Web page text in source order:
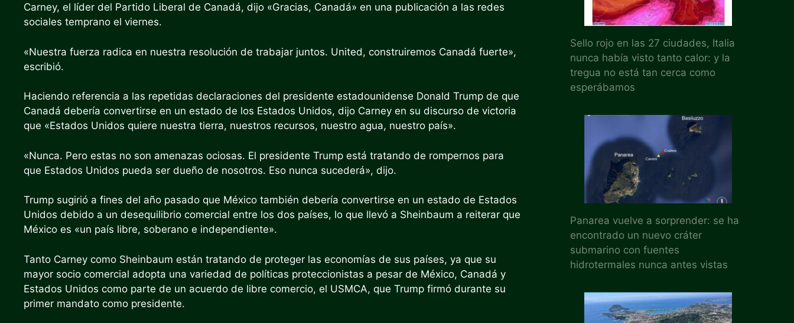
Carney, el líder del Partido Liberal de Canadá, dijo «Gracias, Canadá» en una publicación a las redes
sociales temprano el viernes.
«Nuestra fuerza radica en nuestra resolución de trabajar juntos. United, construiremos Canadá fuerte»,
escribió.
Haciendo referencia a las repetidas declaraciones del presidente estadounidense Donald Trump de que
Canadá debería convertirse en un estado de los Estados Unidos, dijo Carney en su discurso de victoria
que «Estados Unidos quiere nuestra tierra, nuestros recursos, nuestro agua, nuestro país».
«Nunca. Pero estas no son amenazas ociosas. El presidente Trump está tratando de rompernos para
que Estados Unidos pueda ser dueño de nosotros. Eso nunca sucederá», dijo.
Trump sugirió a fines del año pasado que México también debería convertirse en un estado de Estados
Unidos debido a un desequilibrio comercial entre los dos países, lo que llevó a Sheinbaum a reiterar que
México es «un país libre, soberano e independiente».
Tanto Carney como Sheinbaum están tratando de proteger las economías de sus países, ya que su
mayor socio comercial adopta una variedad de políticas proteccionistas a pesar de México, Canadá y
Estados Unidos como parte de un acuerdo de libre comercio, el USMCA, que Trump firmó durante su
primer mandato como presidente.
Sello rojo en las 27 ciudades, Italia
nunca había visto tanto calor: y la
tregua no está tan cerca como
esperábamos
Panarea vuelve a sorprender: se ha
encontrado un nuevo cráter
submarino con fuentes
hidrotermales nunca antes vistas